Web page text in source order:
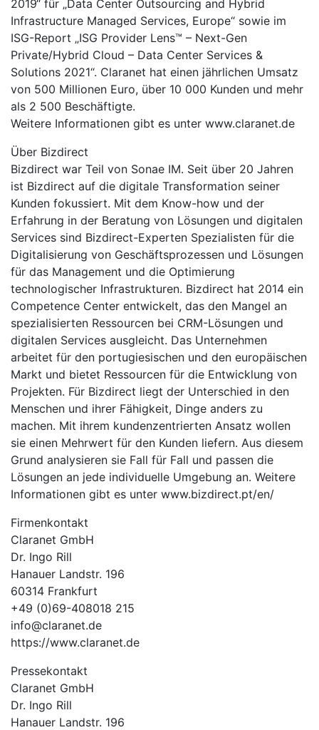
2019“ für „Data Center Outsourcing and Hybrid
Infrastructure Managed Services, Europe“ sowie im
ISG-Report „ISG Provider Lens™ – Next-Gen
Private/Hybrid Cloud – Data Center Services &
Solutions 2021“. Claranet hat einen jährlichen Umsatz
von 500 Millionen Euro, über 10 000 Kunden und mehr
als 2 500 Beschäftigte.
Weitere Informationen gibt es unter www.claranet.de
Über Bizdirect
Bizdirect war Teil von Sonae IM. Seit über 20 Jahren
ist Bizdirect auf die digitale Transformation seiner
Kunden fokussiert. Mit dem Know-how und der
Erfahrung in der Beratung von Lösungen und digitalen
Services sind Bizdirect-Experten Spezialisten für die
Digitalisierung von Geschäftsprozessen und Lösungen
für das Management und die Optimierung
technologischer Infrastrukturen. Bizdirect hat 2014 ein
Competence Center entwickelt, das den Mangel an
spezialisierten Ressourcen bei CRM-Lösungen und
digitalen Services ausgleicht. Das Unternehmen
arbeitet für den portugiesischen und den europäischen
Markt und bietet Ressourcen für die Entwicklung von
Projekten. Für Bizdirect liegt der Unterschied in den
Menschen und ihrer Fähigkeit, Dinge anders zu
machen. Mit ihrem kundenzentrierten Ansatz wollen
sie einen Mehrwert für den Kunden liefern. Aus diesem
Grund analysieren sie Fall für Fall und passen die
Lösungen an jede individuelle Umgebung an. Weitere
Informationen gibt es unter www.bizdirect.pt/en/
Firmenkontakt
Claranet GmbH
Dr. Ingo Rill
Hanauer Landstr. 196
60314 Frankfurt
+49 (0)69-408018 215
info@claranet.de
https://www.claranet.de
Pressekontakt
Claranet GmbH
Dr. Ingo Rill
Hanauer Landstr. 196